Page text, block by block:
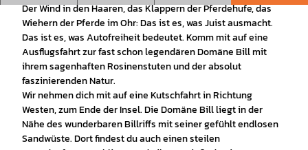
Der Wind in den Haaren, das Klappern der Pferdehufe, das
Wiehern der Pferde im Ohr: Das ist es, was Juist ausmacht.
Das ist es, was Autofreiheit bedeutet. Komm mit auf eine
Ausflugsfahrt zur fast schon legendären Domäne Bill mit
ihrem sagenhaften Rosinenstuten und der absolut
faszinierenden Natur.
Wir nehmen dich mit auf eine Kutschfahrt in Richtung
Westen, zum Ende der Insel. Die Domäne Bill liegt in der
Nähe des wunderbaren Billriffs mit seiner gefühlt endlosen
Sandwüste. Dort findest du auch einen steilen